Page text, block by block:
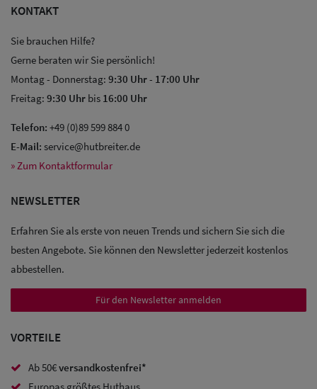
Sale: Caps
Baseball
Caps
Sale: Army
Sale:
Trucker
Caps
KONTAKT
Sie brauchen Hilfe?
Gerne beraten wir Sie persönlich!
Montag - Donnerstag: 9:30 Uhr- 17:00 Uhr
Freitag: 9:30 Uhr bis 16:00 Uhr
Telefon: +49 (0)89 599 884 0
E-Mail: service@hutbreiter.de
» Zum Kontaktformular
NEWSLETTER
Erfahren Sie als erste von neuen Trends und sichern Sie sich die
besten Angebote. Sie können den Newsletter jederzeit kostenlos
abbestellen.
Für den Newsletter anmelden
VORTEILE
Ab 50€versandkostenfrei*